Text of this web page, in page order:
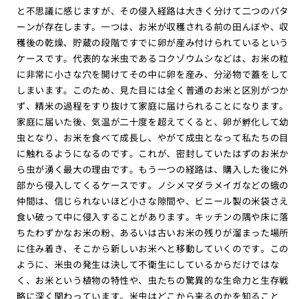
と不思議に感じますが、その侵入経路は大きく分けて二つのパタ
ーンが存在します。一つは、お米が収穫される前の田んぼや、収
穫後の乾燥、貯蔵の段階ですでに卵が産み付けられているという
ケースです。代表的な米虫であるコクゾウムシなどは、お米の粒
に非常に小さな穴を開けてその中に卵を産み、分泌物で蓋をして
しまいます。このため、見た目には全く普通のお米と区別がつか
ず、精米の過程をすり抜けて家庭に届けられることになります。
家庭に届いた後、気温が二十度を超えてくると、卵が孵化して幼
虫となり、お米を食べて成長し、やがて成虫となって私たちの目
に触れるようになるのです。これが、密封していたはずのお米か
ら虫が湧く最大の理由です。もう一つの経路は、購入した後に外
部から侵入してくるケースです。ノシメマダラメイガなどの蛾の
仲間は、信じられないほど小さな隙間や、ビニール製の米袋さえ
食い破って中に侵入することがあります。キッチンの隅や床に落
ちたわずかなお米の粉、あるいは古いお米の残りが溜まった場所
に住み着き、そこから新しいお米へと移動していくのです。この
ように、米虫の発生は決して不衛生にしているからだけではな
く、お米という植物の特性や、虫たちの驚異的な生命力と生存戦
略に深く関わっています。米虫はどこから来るのかを知ること